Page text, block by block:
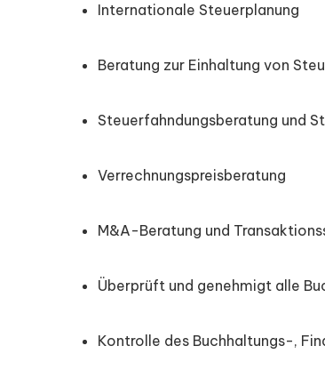
Internationale Steuerplanung
Beratung zur Einhaltung von
Steuerfahndungsberatung und
Verrechnungspreisberatung
M&A-Beratung und
Überprüft und genehmigt alle
Kontrolle des Buchhaltungs-,